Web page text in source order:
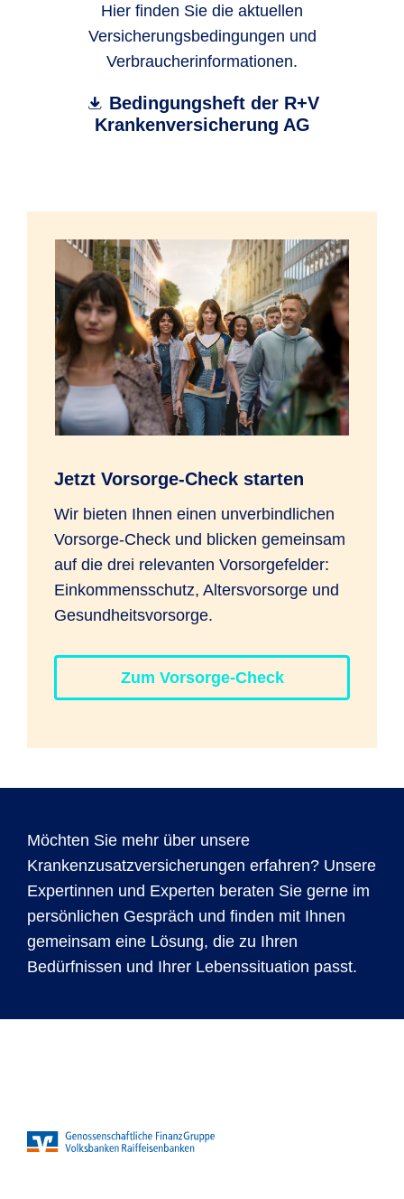
Hier finden Sie die aktuellen
Versicherungsbedingungen und
Verbraucherinformationen.
Bedingungsheft der R+V
Krankenversicherung AG
Jetzt Vorsorge-Check starten
Wir bieten Ihnen einen unverbindlichen
Vorsorge-Check und blicken gemeinsam
auf die drei relevanten Vorsorgefelder:
Einkommensschutz, Altersvorsorge und
Gesundheitsvorsorge.
Zum Vorsorge-Check
Möchten Sie mehr über unsere
Krankenzusatzversicherungen erfahren? Unsere
Expertinnen und Experten beraten Sie gerne im
persönlichen Gespräch und finden mit Ihnen
gemeinsam eine Lösung, die zu Ihren
Bedürfnissen und Ihrer Lebenssituation passt.